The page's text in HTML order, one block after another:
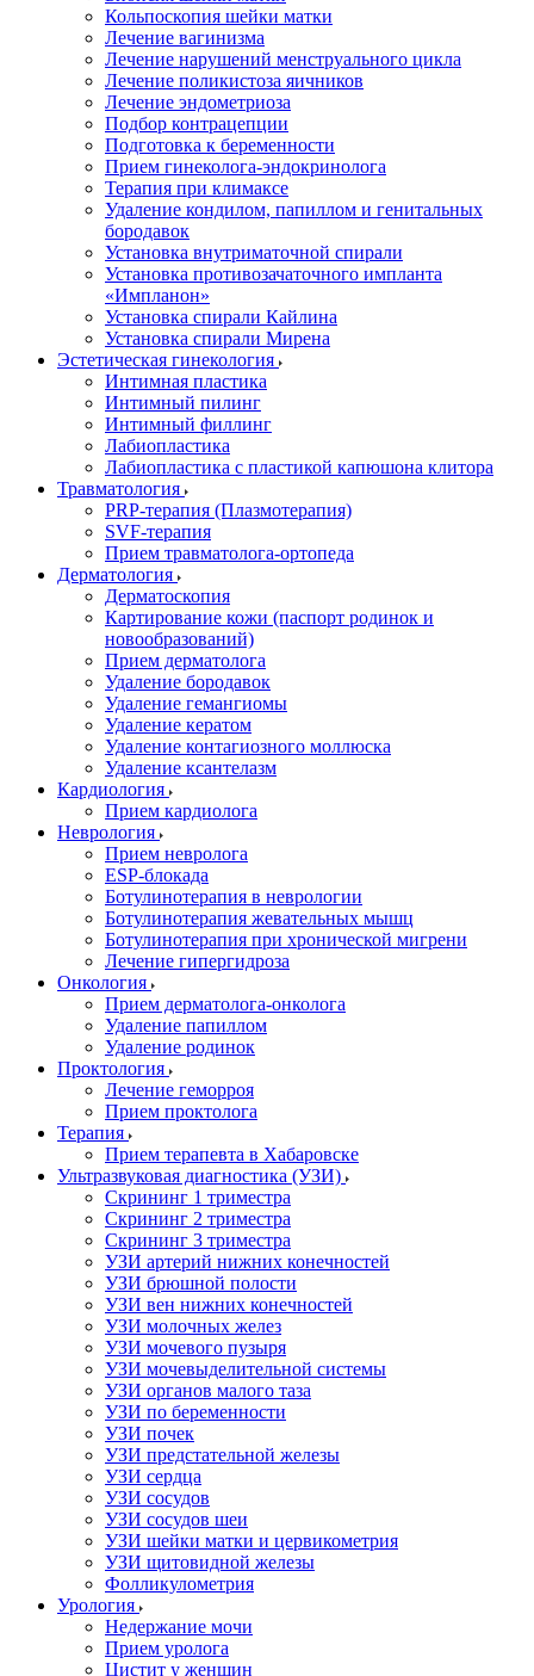
Кольпоскопия шейки матки
Лечение вагинизма
Лечение нарушений менструального цикла
Лечение поликистоза яичников
Лечение эндометриоза
Подбор контрацепции
Подготовка к беременности
Прием гинеколога-эндокринолога
Терапия при климаксе
Удаление кондилом, папиллом и генитальных
бородавок
Установка внутриматочной спирали
Установка противозачаточного импланта
«Импланон»
Установка спирали Кайлина
Установка спирали Мирена
Эстетическая гинекология
Интимная пластика
Интимный пилинг
Интимный филлинг
Лабиопластика
Лабиопластика с пластикой капюшона клитора
Травматология
PRP-терапия (Плазмотерапия)
SVF-терапия
Прием травматолога-ортопеда
Дерматология
Дерматоскопия
Картирование кожи (паспорт родинок и
новообразований)
Прием дерматолога
Удаление бородавок
Удаление гемангиомы
Удаление кератом
Удаление контагиозного моллюска
Удаление ксантелазм
Кардиология
Прием кардиолога
Неврология
Прием невролога
ESP-блокада
Ботулинотерапия в неврологии
Ботулинотерапия жевательных мышц
Ботулинотерапия при хронической мигрени
Лечение гипергидроза
Онкология
Прием дерматолога-онколога
Удаление папиллом
Удаление родинок
Проктология
Лечение геморроя
Прием проктолога
Терапия
Прием терапевта в Хабаровске
Ультразвуковая диагностика (УЗИ)
Скрининг 1 триместра
Скрининг 2 триместра
Скрининг 3 триместра
УЗИ артерий нижних конечностей
УЗИ брюшной полости
УЗИ вен нижних конечностей
УЗИ молочных желез
УЗИ мочевого пузыря
УЗИ мочевыделительной системы
УЗИ органов малого таза
УЗИ по беременности
УЗИ почек
УЗИ предстательной железы
УЗИ сердца
УЗИ сосудов
УЗИ сосудов шеи
УЗИ шейки матки и цервикометрия
УЗИ щитовидной железы
Фолликулометрия
Урология
Недержание мочи
Прием уролога
Цистит у женщин